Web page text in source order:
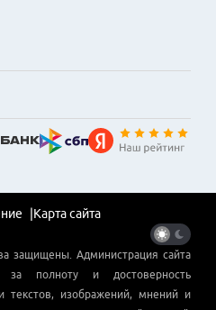
Карта сайта
защищены. Администрация сайта
за полноту и достоверность
текстов, изображений, мнений и